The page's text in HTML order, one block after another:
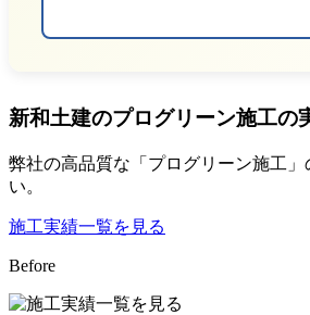
新和土建のプログリーン施工の
弊社の高品質な「プログリーン施工」
い。
施工実績一覧を見る
Before